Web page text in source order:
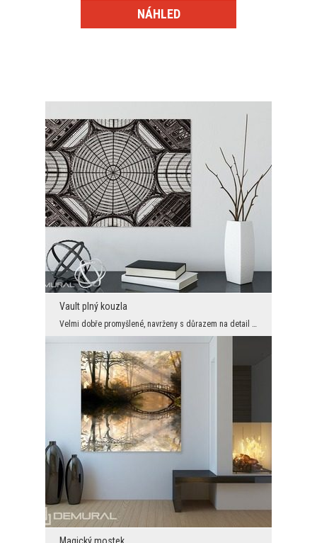
NÁHLED
Vault plný kouzla
Velmi dobře promyšlené, navrženy s důrazem na detail nadprůměrnou složení, tlumené barvy dokonale...